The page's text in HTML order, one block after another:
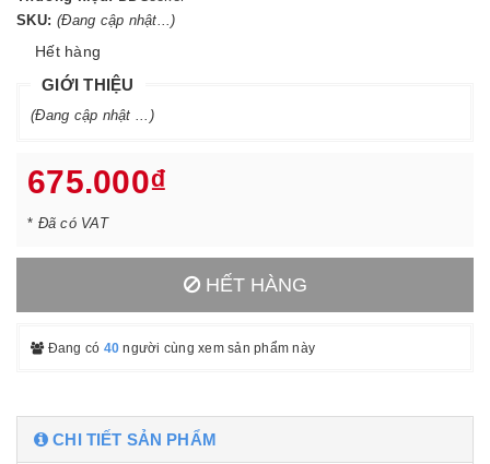
SKU: (Đang cập nhật...)
Hết hàng
GIỚI THIỆU
(Đang cập nhật ...)
675.000₫
* Đã có VAT
HẾT HÀNG
Đang có 40 người cùng xem sản phẩm này
CHI TIẾT SẢN PHẨM